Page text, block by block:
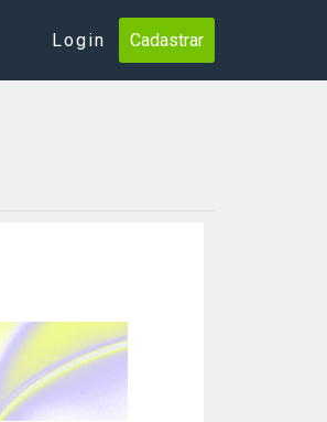
Login Cadastrar